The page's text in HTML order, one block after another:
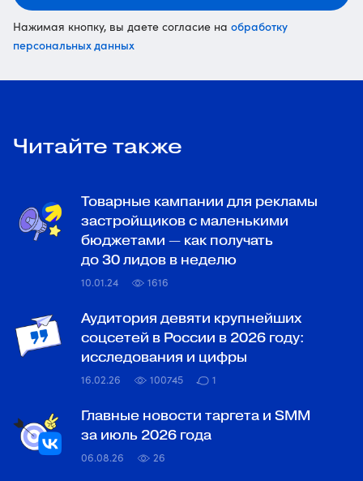
Нажимая кнопку, вы даете согласие на обработку
персональных данных
Читайте также
Товарные кампании для рекламы
застройщиков с маленькими
бюджетами — как получать
до 30 лидов в неделю
10.01.24 1616
Аудитория девяти крупнейших
соцсетей в России в 2026 году:
исследования и цифры
16.02.26 100745 1
Главные новости таргета и SMM
за июль 2026 года
06.08.26 26